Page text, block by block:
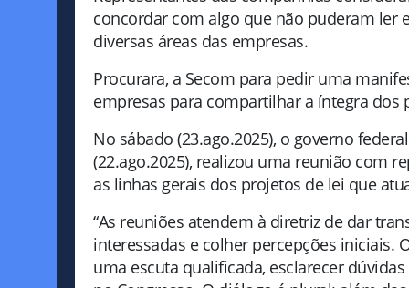
concordar com algo que não puderam ler
diversas áreas das empresas.
Procurara, a Secom para pedir uma
empresas para compartilhar a íntegra dos
No sábado (23.ago.2025), o governo
(22.ago.2025), realizou uma reunião com
as linhas gerais dos projetos de lei que
“As reuniões atendem à diretriz de dar
interessadas e colher percepções
uma escuta qualificada, esclarecer